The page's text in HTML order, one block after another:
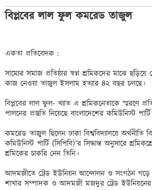
বিপ্লবের লাল ফুল কমরেড তাজুল
একতা প্রতিবেদক :
সাম্যের সমাজ প্রতিষ্ঠার স্বপ্ন শ্রমিকদের মাঝে
কাজ নেওয়া তাজুল ইসলাম হত্যার ৪২ বছর চলছে।
বিপ্লবের লাল ফুল- খ্যাত এ শ্রমিকনেতাকে স্মরণে
পালনের প্রস্তুতি নিয়েছে বাংলাদেশের কমিউনিস্ট
কমরেড তাজুল ছিলেন ঢাকা বিশ্ববিদ্যালয়ে অর্থনীতি
কমিউনিস্ট পার্টি (সিপিবি)’র সিদ্ধান্ত অনুসারে
শ্রমিকের চাকরি নেন তিনি।
আদমজীতে ট্রেড ইউনিয়ন আন্দোলন ও সংগঠন গড়ে
শাখার সম্পাদক ও আদমজী মজদুর ট্রেড ইউনিয়নের